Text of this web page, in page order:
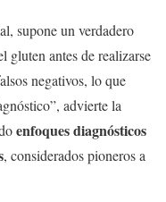
supone un verdadero
gluten antes de realizarse
negativos, lo que
advierte la
enfoques diagnósticos
, considerados pioneros a